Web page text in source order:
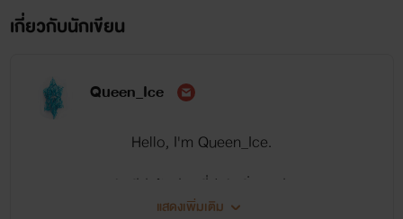
เกี่ยวกับนักเขียน
Queen_Ice
Hello, I'm Queen_Ice.
สวัสดีค่ะนักอ่านที่น่ารักยิ่งทุกท่าน
แสดงเพิ่มเติม